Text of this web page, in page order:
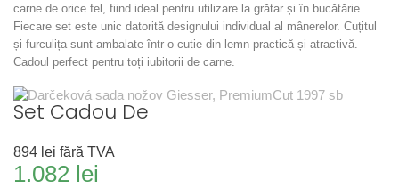
carne de orice fel, fiind ideal pentru utilizare la grătar și în bucătărie.
Fiecare set este unic datorită designului individual al mânerelor. Cuțitul
și furculița sunt ambalate într-o cutie din lemn practică și atractivă.
Cadoul perfect pentru toți iubitorii de carne.
Set Cadou De
894 lei fără TVA
1.082 lei